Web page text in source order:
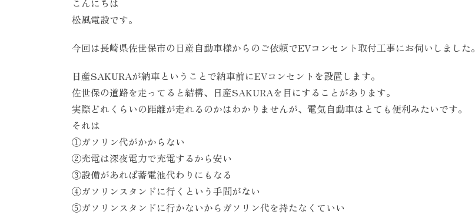
こんにちは
松風電設です。
今回は長崎県佐世保市の日産自動車様からのご依頼でEVコンセント取付工事にお伺いしました。
日産SAKURAが納車ということで納車前にEVコンセントを設置します。
佐世保の道路を走ってると結構、日産SAKURAを目にすることがあります。
実際どれくらいの距離が走れるのかはわかりませんが、電気自動車はとても便利みたいです。
それは
①ガソリン代がかからない
②充電は深夜電力で充電するから安い
③設備があれば蓄電池代わりにもなる
④ガソリンスタンドに行くという手間がない
⑤ガソリンスタンドに行かないからガソリン代を持たなくていい